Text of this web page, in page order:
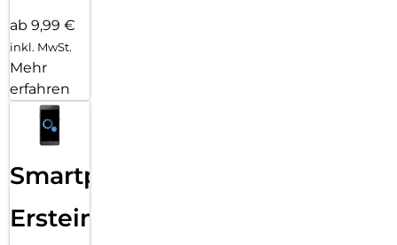
ab 9,99 €
inkl. MwSt.
Mehr
erfahren
Smartphone
Ersteinrichtung